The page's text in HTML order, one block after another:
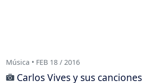
Música • FEB 18 / 2016
Carlos Vives y sus